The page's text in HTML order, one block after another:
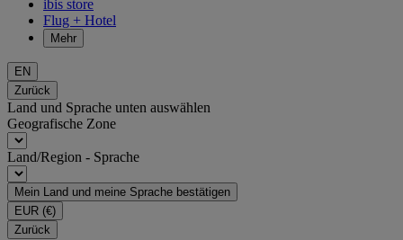
ibis store
Flug + Hotel
Mehr
EN
Zurück
Land und Sprache unten auswählen
Geografische Zone
Land/Region - Sprache
Mein Land und meine Sprache bestätigen
EUR (€)
Zurück